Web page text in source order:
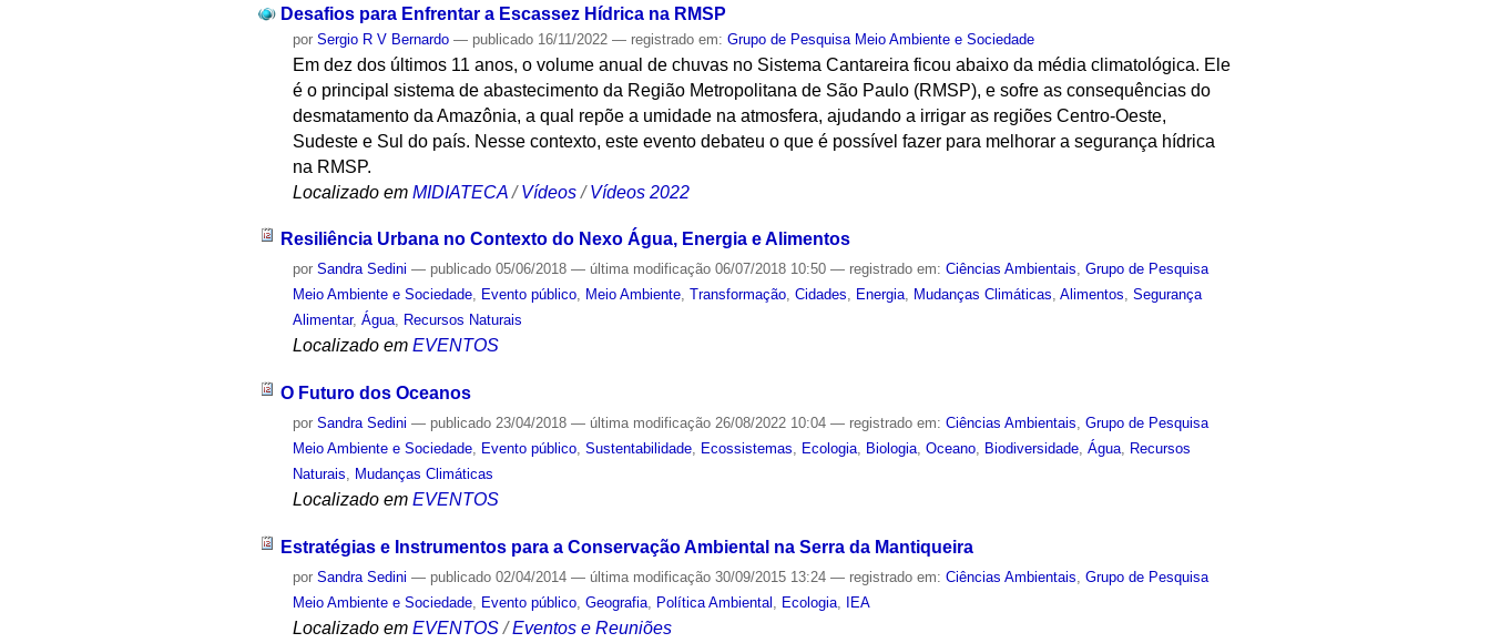
Desafios para Enfrentar a Escassez Hídrica na RMSP
porSergio R V Bernardo — publicado 16/11/2022— registrado em:Grupo de Pesquisa Meio Ambiente e Sociedade
Em dez dos últimos 11 anos, o volume anual de chuvas no Sistema Cantareira ficou abaixo da média climatológica. Ele
é o principal sistema de abastecimento da Região Metropolitana de São Paulo (RMSP), e sofre as consequências do
desmatamento da Amazônia, a qual repõe a umidade na atmosfera, ajudando a irrigar as regiões Centro-Oeste,
Sudeste e Sul do país. Nesse contexto, este evento debateu o que é possível fazer para melhorar a segurança hídrica
na RMSP.
Localizado em MIDIATECA /Vídeos /Vídeos 2022
Resiliência Urbana no Contexto do Nexo Água, Energia e Alimentos
porSandra Sedini — publicado 05/06/2018— última modificação 06/07/2018 10:50— registrado em:Ciências Ambientais,Grupo de Pesquisa
Meio Ambiente e Sociedade, Evento público, Meio Ambiente,Transformação,Cidades, Energia, Mudanças Climáticas,Alimentos,Segurança
Alimentar,Água, Recursos Naturais
Localizado em EVENTOS
O Futuro dos Oceanos
porSandra Sedini — publicado 23/04/2018— última modificação 26/08/2022 10:04— registrado em:Ciências Ambientais ,Grupo de Pesquisa
Meio Ambiente e Sociedade
Evento público ,Sustentabilidade Ecossistemas Ecologia Biologia ,Oceano Biodiversidade ,Água
Recursos
Naturais
Mudanças Climáticas
Localizado em EVENTOS
Estratégias e Instrumentos para a Conservação Ambiental na Serra da Mantiqueira
porSandra Sedini — publicado 02/04/2014— última modificação 30/09/2015 13:24— registrado em:Ciências Ambientais ,Grupo de Pesquisa
Meio Ambiente e Sociedade Evento público ,Geografia Política Ambiental Ecologia IEA
Localizado em EVENTOS /Eventos e Reuniões